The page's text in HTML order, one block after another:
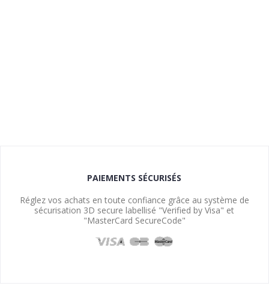
PAIEMENTS SÉCURISÉS
Réglez vos achats en toute confiance grâce au système de
sécurisation 3D secure labellisé "Verified by Visa" et
"MasterCard SecureCode"